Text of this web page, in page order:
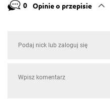
0 Opinie o przepisie